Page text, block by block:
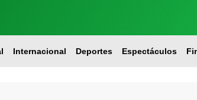
Internacional Deportes Espectáculos